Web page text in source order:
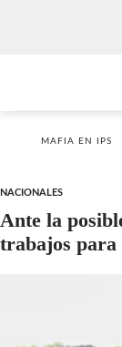
MAFIA EN IPS
NACIONALES
Ante la
trabajos para